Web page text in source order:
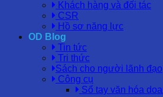
Khách hàng và đối tác
CSR
Hồ sơ năng lực
OD Blog
Tin tức
Tri thức
Sách cho người lãnh đạo
Công cụ
Sổ tay văn hóa